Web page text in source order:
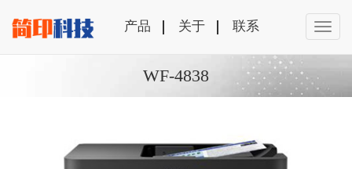
产品 关于 联系
WF-4838